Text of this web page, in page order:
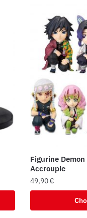
Figurine
Accroupie
49,90€
produit